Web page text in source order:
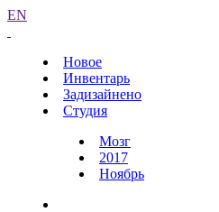
EN
Новое
Инвентарь
Задизайнено
Студия
Мозг
2017
Ноябрь